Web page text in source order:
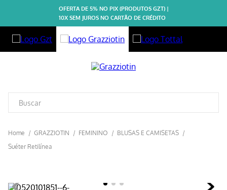
OFERTA DE 5% NO PIX (PRODUTOS GZT) |
10X SEM JUROS NO CARTÃO DE CRÉDITO
GRAZZIOTIN FEMININO
BLUSAS E CAMISETAS
Suéter Retilínea